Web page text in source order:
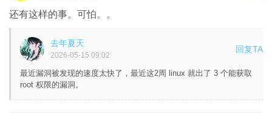
还有这样的事。可怕。。
去年夏天
2026-05-15 09:02
回复TA
最近漏洞被发现的速度太快了，最近这2周 linux 就出了 3 个能获取
root 权限的漏洞。